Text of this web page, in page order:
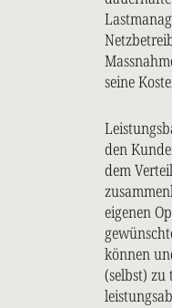
seine
den
dem
eigenen
können
(selbst) zu